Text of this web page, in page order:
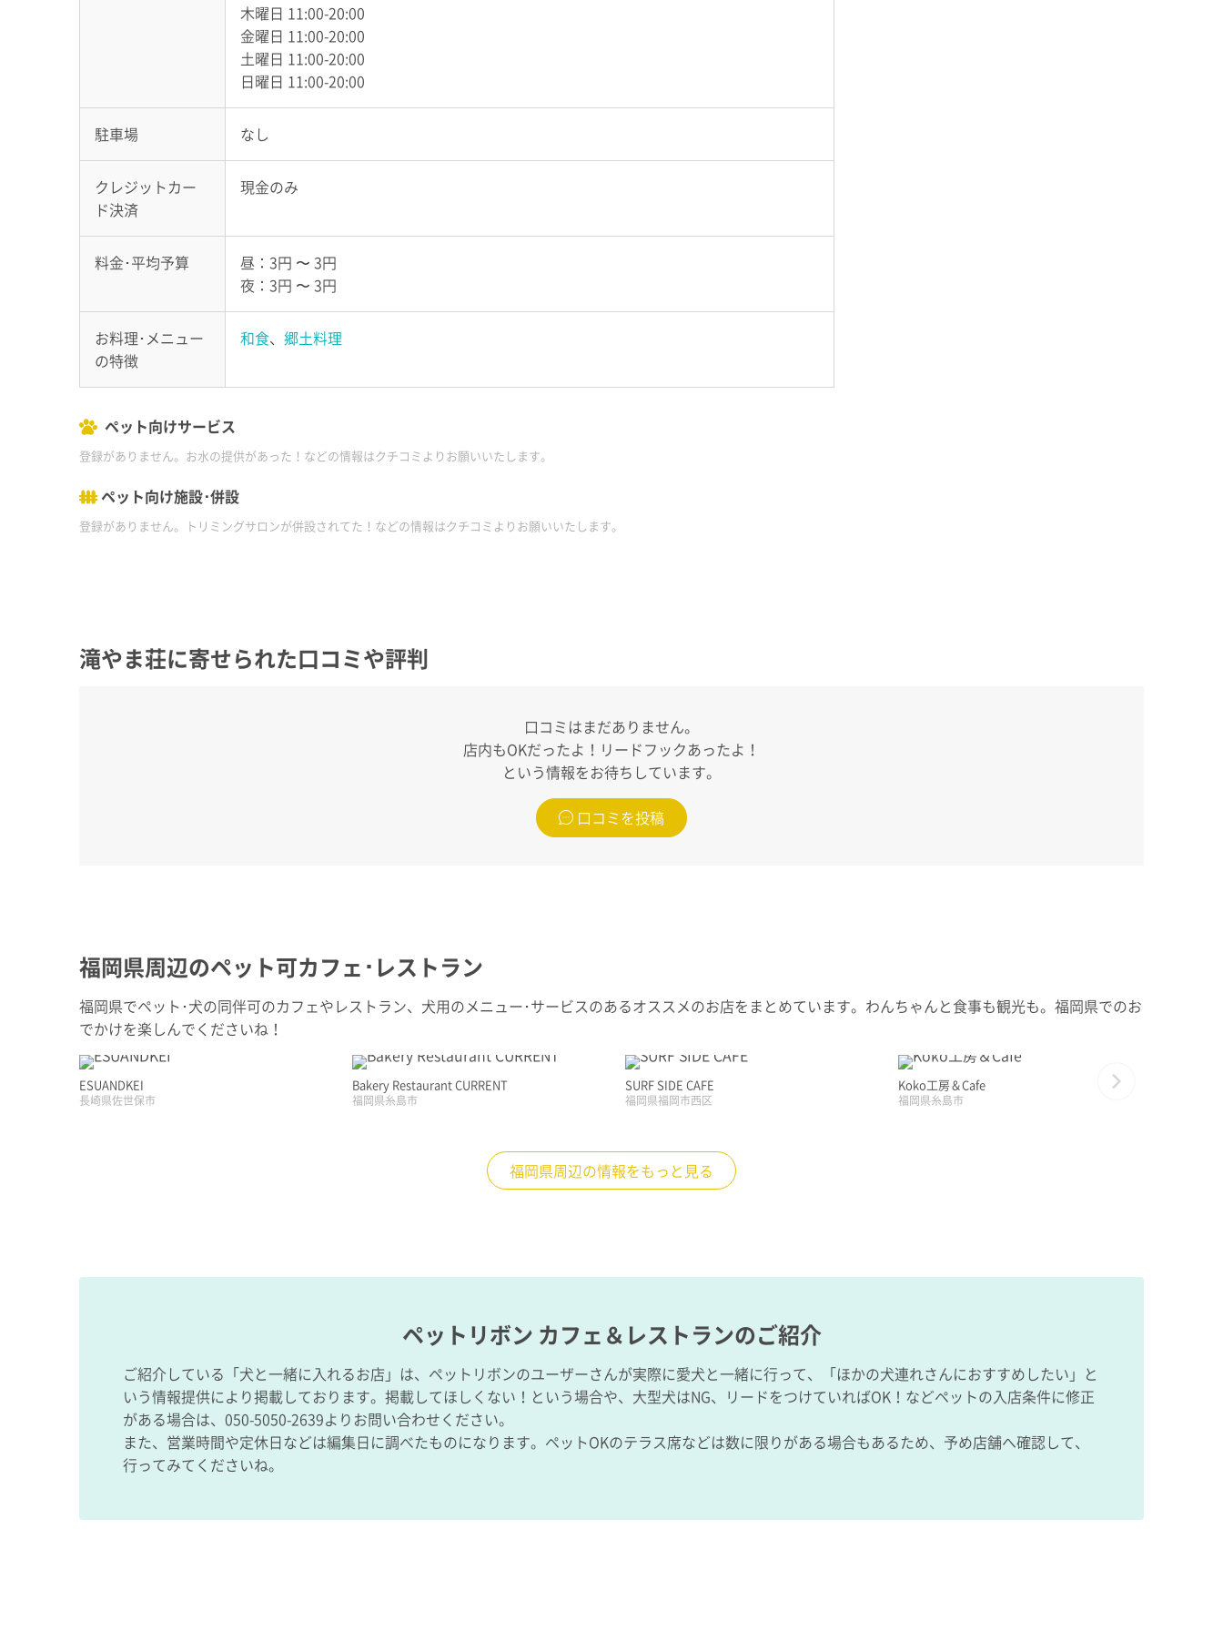
木曜日 11:00-20:00
金曜日 11:00-20:00
土曜日 11:00-20:00
日曜日 11:00-20:00
駐車場 なし
クレジットカー
ド決済
現金のみ
料金･平均予算
昼：3円 〜 3円
夜：3円 〜 3円
お料理･メニュー
の特徴
和食、 郷土料理
ペット向けサービス
登録がありません。お水の提供があった！などの情報はクチコミよりお願いいたします。
ペット向け施設･併設
登録がありません。トリミングサロンが併設されてた！などの情報はクチコミよりお願いいたします。
滝やま荘に寄せられた口コミや評判
口コミはまだありません。
店内もOKだったよ！リードフックあったよ！
という情報をお待ちしています。
口コミを投稿
福岡県周辺のペット可カフェ･レストラン
福岡県でペット･犬の同伴可のカフェやレストラン、犬用のメニュー･サービスのあるオススメのお店をまとめています。わんちゃんと食事も観光も。福岡県でのお
でかけを楽しんでくださいね！
ESUANDKEI
長崎県佐世保市
Bakery Restaurant CURRENT
福岡県糸島市
SURF SIDE CAFE
福岡県福岡市西区
Koko工房＆Cafe
福岡県糸島市 Next
福岡県周辺の情報をもっと見る
ペットリボン カフェ＆レストランのご紹介
ご紹介している「犬と一緒に入れるお店」は、ペットリボンのユーザーさんが実際に愛犬と一緒に行って、「ほかの犬連れさんにおすすめしたい」と
いう情報提供により掲載しております。掲載してほしくない！という場合や、大型犬はNG、リードをつけていればOK！などペットの入店条件に修正
がある場合は、050-5050-2639よりお問い合わせください。
また、営業時間や定休日などは編集日に調べたものになります。ペットOKのテラス席などは数に限りがある場合もあるため、予め店舗へ確認して、
行ってみてくださいね。